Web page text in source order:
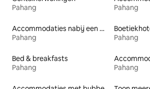
Pahang
Pahang
Accommodaties nabij een meer
Pahang
Pahang
Bed & breakfasts
Pahang
Pahang